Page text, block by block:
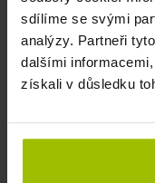
sdílíme se svými
analýzy. Partneři
dalšími
získali v důsledku
455
120